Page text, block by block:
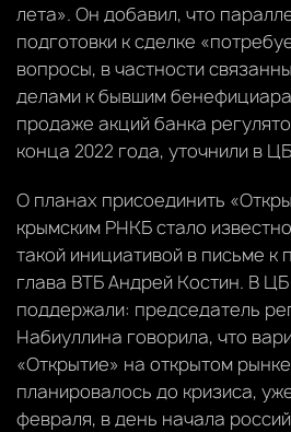
лета». Он добавил, что
подготовки к сделке
вопросы, в частности
делами к бывшим
продаже акций банка
конца 2022 года, уточнили в
О планах присоединить
крымским РНКБ стало
такой инициативой в письме к
глава ВТБ Андрей Костин. В
поддержали: председатель
Набиуллина говорила, что
«Открытие» на открытом
планировалось до кризиса,
февраля, в день начала